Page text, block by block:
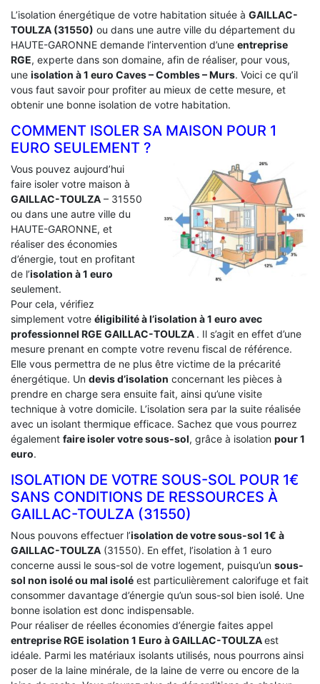
L’isolation énergétique de votre habitation située à GAILLAC-
TOULZA (31550) ou dans une autre ville du département du
HAUTE-GARONNE demande l’intervention d’une entreprise
RGE, experte dans son domaine, afin de réaliser, pour vous,
une isolation à 1 euro Caves – Combles – Murs. Voici ce qu’il
vous faut savoir pour profiter au mieux de cette mesure, et
obtenir une bonne isolation de votre habitation.
COMMENT ISOLER SA MAISON POUR 1
EURO SEULEMENT ?
Vous pouvez aujourd’hui
faire isoler votre maison à
GAILLAC-TOULZA – 31550
ou dans une autre ville du
HAUTE-GARONNE, et
réaliser des économies
d’énergie, tout en profitant
de l’isolation à 1 euro
seulement.
Pour cela, vérifiez
simplement votre éligibilité à l’isolation à 1 euro avec
professionnel RGE GAILLAC-TOULZA . Il s’agit en effet d’une
mesure prenant en compte votre revenu fiscal de référence.
Elle vous permettra de ne plus être victime de la précarité
énergétique. Un devis d’isolation concernant les pièces à
prendre en charge sera ensuite fait, ainsi qu’une visite
technique à votre domicile. L’isolation sera par la suite réalisée
avec un isolant thermique efficace. Sachez que vous pourrez
également faire isoler votre sous-sol, grâce à isolation pour 1
euro.
ISOLATION DE VOTRE SOUS-SOL POUR 1€
SANS CONDITIONS DE RESSOURCES À
‎GAILLAC-TOULZA (31550)
Nous pouvons effectuer l’isolation de votre sous-sol 1€ à
GAILLAC-TOULZA (31550). En effet, l’isolation à 1 euro
concerne aussi le sous-sol de votre logement, puisqu’un sous-
sol non isolé ou mal isolé est particulièrement calorifuge et fait
consommer davantage d’énergie qu’un sous-sol bien isolé. Une
bonne isolation est donc indispensable.
Pour réaliser de réelles économies d’énergie faites appel
entreprise RGE isolation 1 Euro à GAILLAC-TOULZAest
idéale. Parmi les matériaux isolants utilisés, nous pourrons ainsi
poser de la laine minérale, de la laine de verre ou encore de la